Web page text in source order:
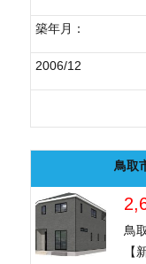
築年月：
2006/12
鳥取
鳥
【